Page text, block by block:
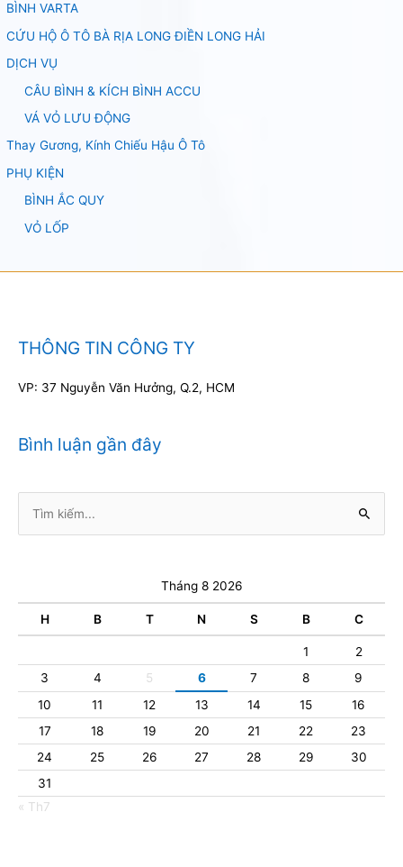
BÌNH VARTA
CỨU HỘ Ô TÔ BÀ RỊA LONG ĐIỀN LONG HẢI
DỊCH VỤ
CÂU BÌNH & KÍCH BÌNH ACCU
VÁ VỎ LƯU ĐỘNG
Thay Gương, Kính Chiếu Hậu Ô Tô
PHỤ KIỆN
BÌNH ẮC QUY
VỎ LỐP
THÔNG TIN CÔNG TY
VP: 37 Nguyễn Văn Hưởng, Q.2, HCM
Bình luận gần đây
kiếm:
Tháng 8 2026
H B T N S B C
1
2
3
4 5 6 7 8
9
10
11 12 13 14 15
16
17
18 19 20 21 22
23
24
25 26 27 28 29
30
31
« Th7